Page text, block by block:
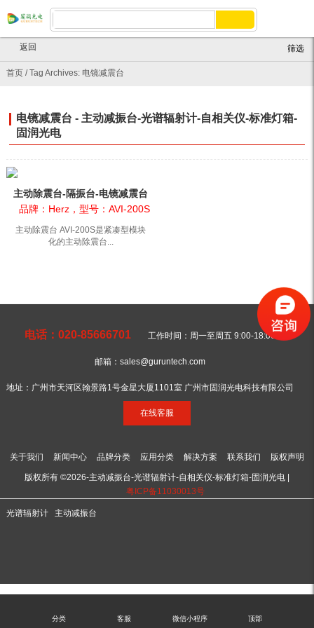
首页/Tag Archives: 电镜减震台
返回 筛选
电镜减震台 - 主动减振台-光谱辐射计-自相关仪-标准灯箱-
固润光电
主动除震台-隔振台-电镜减震台
AVI-200S
品牌：Herz，型号：AVI-200S
主动除震台 AVI-200S是紧凑型模块
化的主动除震台...
电话：020-85666701 工作时间：周一至周五 9:00-18:00
邮箱：sales@guruntech.com
地址：广州市天河区翰景路1号金星大厦1101室 广州市固润光电科技有限公司
在线客服
关于我们 新闻中心 品牌分类 应用分类 解决方案 联系我们 版权声明
版权所有 ©2026-主动减振台-光谱辐射计-自相关仪-标准灯箱-固润光电 |
粤ICP备11030013号
光谱辐射计 主动减振台
分类 客服 微信小程序 顶部